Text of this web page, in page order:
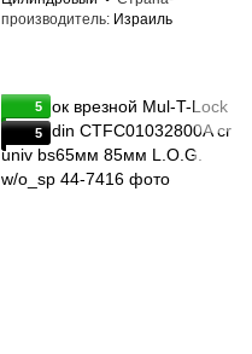
производитель Израиль
5
5